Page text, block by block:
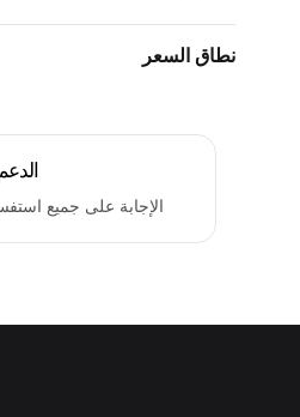
نطاق السعر
الدعم
الإجابة على جميع